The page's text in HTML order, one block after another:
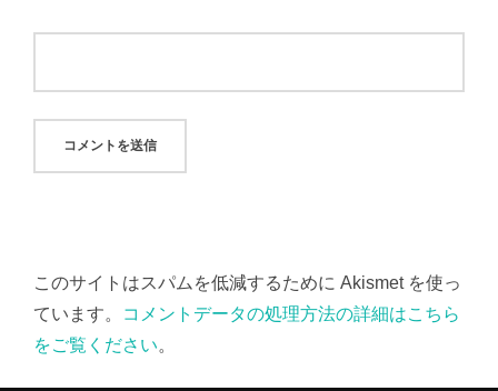
このサイトはスパムを低減するために Akismet を使っ
ています。
コメントデータの処理方法の詳細はこちら
をご覧ください。